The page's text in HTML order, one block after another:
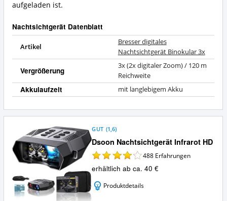
aufgeladen ist.
Nachtsichtgerät Datenblatt
Artikel
Bresser digitales
Nachtsichtgerät Binokular 3x
Vergrößerung
3x (2x digitaler Zoom) / 120 m
Reichweite
Akkulaufzeit mit langlebigem Akku
Dsoon Nachtsichtgerät Infrarot HD
GUT (1,6)
488 Erfahrungen
erhältlich ab ca. 40 €
Produktdetails